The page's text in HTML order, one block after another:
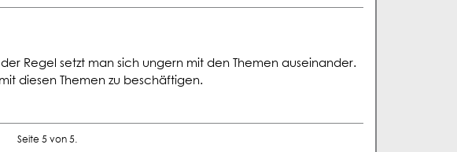
Regel setzt man sich ungern mit den Themen auseinander.
diesen Themen zu beschäftigen.
Seite 5 von 5.